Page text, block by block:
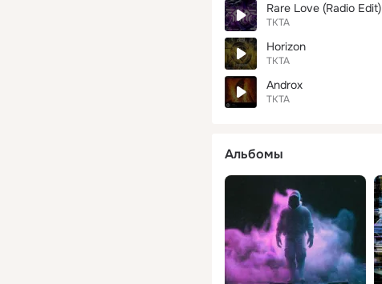
Rare Love (Radio Edit)
TKTA
Horizon
TKTA
Androx
TKTA
Альбомы